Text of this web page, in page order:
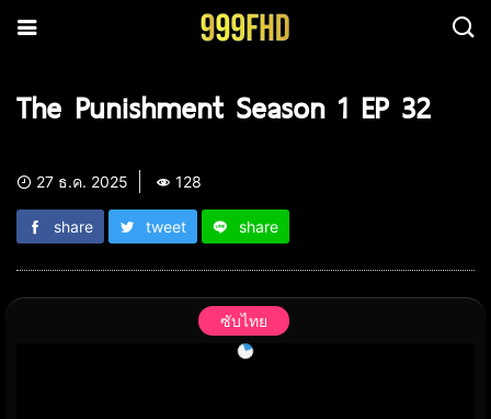
The Punishment Season 1 EP 32
27 ธ.ค. 2025 128
share tweet share
ซับไทย